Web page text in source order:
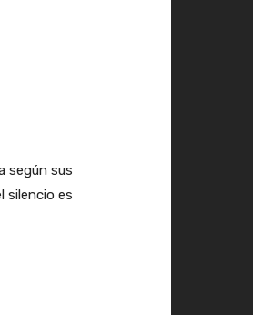
según sus
silencio es